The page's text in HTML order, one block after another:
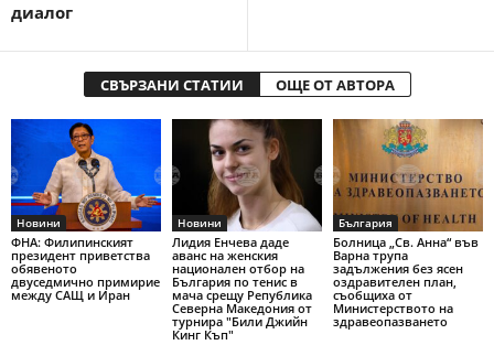
диалог
СВЪРЗАНИ СТАТИИ ОЩЕ ОТ АВТОРА
Новини
ФНА: Филипинският
президент приветства
обявеното
двуседмично примирие
между САЩ и Иран
Новини
Лидия Енчева даде
аванс на женския
национален отбор на
България по тенис в
мача срещу Република
Северна Македония от
турнира "Били Джийн
Кинг Къп"
България
Болница „Св. Анна“ във
Варна трупа
задължения без ясен
оздравителен план,
съобщиха от
Министерството на
здравеопазването